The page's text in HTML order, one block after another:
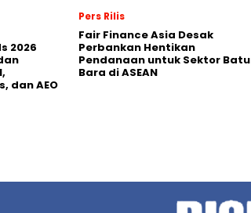
2026
dan AEO
Pers Rilis
Fair Finance Asia Desak
Perbankan Hentikan
Pendanaan untuk Sektor Batu
Bara di ASEAN